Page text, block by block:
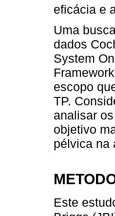
eficácia e
Uma
dados
System
escopo
TP.
analisar
objetivo
pélvica na
Este